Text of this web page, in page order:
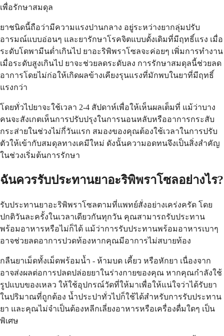
เพื่อรักษาสมดุล
ยาชนิดนี้ถือว่ามีความแรงปานกลาง อยู่ระหว่างยากลุ่มปรับ
อารมณ์แบบอ่อนๆ และยารักษาโรคจิตแบบดั้งเดิมที่มีฤทธิ์แรง เมื่อ
ระดับโดพามีนต่ำเกินไป ยาอะริพิพราโซลจะค่อยๆ เพิ่มการทำงาน
เมื่อระดับสูงเกินไป ยาจะช่วยลดระดับลง การรักษาสมดุลนี้ช่วยลด
อาการโดยไม่ก่อให้เกิดผลข้างเคียงรุนแรงที่มักพบในยาที่มีฤทธิ์
แรงกว่า
โดยทั่วไปยาจะใช้เวลา 2-4 สัปดาห์เพื่อให้เห็นผลเต็มที่ แม้ว่าบาง
คนจะสังเกตเห็นการปรับปรุงในการนอนหลับหรืออาการกระสับ
กระส่ายในช่วงไม่กี่วันแรก สมองของคุณต้องใช้เวลาในการปรับ
ตัวให้เข้ากับสมดุลทางเคมีใหม่ ดังนั้นความอดทนจึงเป็นสิ่งสำคัญ
ในช่วงเริ่มต้นการรักษา
ฉันควรรับประทานยาอะริพิพราโซลอย่างไร?
รับประทานยาอะริพิพราโซลตามที่แพทย์สั่งอย่างเคร่งครัด โดย
ปกติวันละครั้งในเวลาเดียวกันทุกวัน คุณสามารถรับประทาน
พร้อมอาหารหรือไม่ก็ได้ แม้ว่าการรับประทานพร้อมอาหารเบาๆ
อาจช่วยลดอาการปวดท้องหากคุณมีอาการไม่สบายท้อง
กลืนยาเม็ดทั้งเม็ดพร้อมน้ำ - ห้ามบด เคี้ยว หรือหักยา เนื่องจาก
อาจส่งผลต่อการปลดปล่อยยาในร่างกายของคุณ หากคุณกำลังใช้
รูปแบบของเหลว ให้ใช้อุปกรณ์วัดที่ให้มาเพื่อให้แน่ใจว่าได้รับยา
ในปริมาณที่ถูกต้อง น้ำประปาทั่วไปก็ใช้ได้สำหรับการรับประทาน
ยา และคุณไม่จำเป็นต้องหลีกเลี่ยงอาหารหรือเครื่องดื่มใดๆ เป็น
พิเศษ